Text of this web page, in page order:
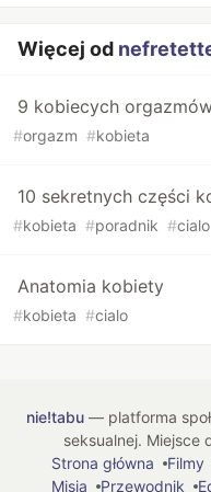
Więcej od
9 kobiecych
#orgazm #kobieta
10 sekretnych części
#kobieta #poradnik #cialo
Anatomia kobiety
#kobieta #cialo
nie!tabu— platforma
seksualnej. Miejsce
Strona główna
Filmy
Misja
Przewodnik